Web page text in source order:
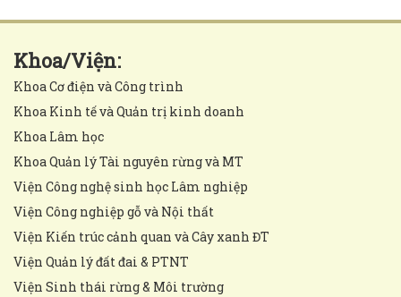
Khoa/Viện:
Khoa Cơ điện và Công trình
Khoa Kinh tế và Quản trị kinh doanh
Khoa Lâm học
Khoa Quản lý Tài nguyên rừng và MT
Viện Công nghệ sinh học Lâm nghiệp
Viện Công nghiệp gỗ và Nội thất
Viện Kiến trúc cảnh quan và Cây xanh ĐT
Viện Quản lý đất đai & PTNT
Viện Sinh thái rừng & Môi trường